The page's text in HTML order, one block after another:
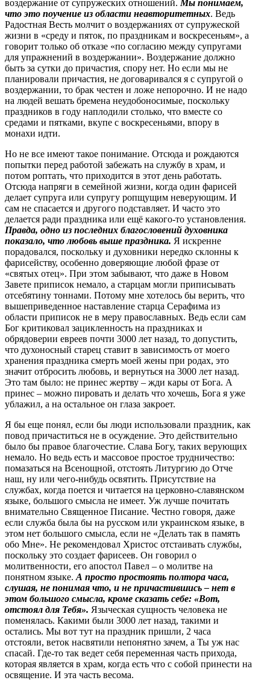
воздержание от супружеских отношений. Мы понимаем,
что это поучение из области неавторитетных. Ведь
Радостная Весть молчит о воздержаниях от супружеской
жизни в «среду и пяток, по праздникам и воскресеньям», а
говорит только об отказе «по согласию между супругами
для упражнений в воздержании». Воздержание должно
быть за сутки до причастия, спору нет. Но если мы не
планировали причастия, не договаривался я с супругой о
воздержании, то брак честен и ложе непорочно. И не надо
на людей вешать бремена неудобоносимые, поскольку
праздников в году наплодили столько, что вместе со
средами и пятками, вкупе с воскресеньями, впору в
монахи идти.
Но не все имеют такое понимание. Отсюда и рождаются
попытки перед работой забежать на службу в храм, и
потом роптать, что приходится в этот день работать.
Отсюда напряги в семейной жизни, когда один фарисей
делает супруга или супругу ропщущим неверующим. И
сам не спасается и другого подставляет. И часто это
делается ради праздника или ещё какого-то установления.
Правда, одно из последних благословений духовника
показало, что любовь выше праздника. Я искренне
порадовался, поскольку и духовники нередко склонны к
фарисейству, особенно доверяющие любой фразе от
«святых отец». При этом забывают, что даже в Новом
Завете приписок немало, а старцам могли приписывать
отсебятину тоннами. Потому мне хотелось бы верить, что
вышеприведенное наставление старца Серафима из
области приписок не в меру православных. Ведь если сам
Бог критиковал зацикленность на праздниках и
обрядоверии евреев почти 3000 лет назад, то допустить,
что духоносный старец ставит в зависимость от моего
хранения праздника смерть моей жены при родах, это
значит отбросить любовь, и вернуться на 3000 лет назад.
Это там было: не принес жертву – жди кары от Бога. А
принес – можно пировать и делать что хочешь, Бога я уже
ублажил, а на остальное он глаза закроет.
Я бы еще понял, если бы люди использовали праздник, как
повод причаститься не в осуждение. Это действительно
было бы правое благочестие. Слава Богу, таких верующих
немало. Но ведь есть и массовое простое трудничество:
помазаться на Всенощной, отстоять Литургию до Отче
наш, ну или чего-нибудь освятить. Присутствие на
службах, когда поется и читается на церковно-славянском
языке, большого смысла не имеет. Уж лучше почитать
внимательно Священное Писание. Честно говоря, даже
если служба была бы на русском или украинском языке, в
этом нет большого смысла, если не «Делать так в память
обо Мне». Не рекомендовал Христос отстаивать службы,
поскольку это создает фарисеев. Он говорил о
молитвенности, его апостол Павел – о молитве на
понятном языке. А просто простоять полтора часа,
слушая, не понимая что, и не причастившись – нет в
этом большого смысла, кроме сказать себе: «Вот,
отстоял для Тебя». Языческая сущность человека не
поменялась. Какими были 3000 лет назад, такими и
остались. Мы вот тут на праздник пришли, 2 часа
отстояли, веток насвятили непонятно зачем, а Ты уж нас
спасай. Где-то так ведет себя переменная часть прихода,
которая является в храм, когда есть что с собой принести на
освящение. И эта часть весома.